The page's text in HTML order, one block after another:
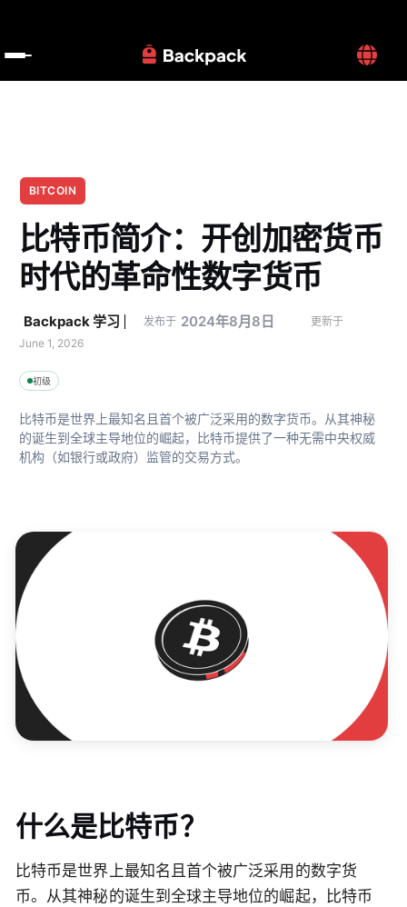
BITCOIN
比特币简介：开创加密货币
时代的革命性数字货币
Backpack 学习 发布于 2024年8月8日
更新于
June 1, 2026
初级
比特币是世界上最知名且首个被广泛采用的数字货币。从其神秘
的诞生到全球主导地位的崛起，比特币提供了一种无需中央权威
机构（如银行或政府）监管的交易方式。
什么是比特币？
比特币是世界上最知名且首个被广泛采用的数字货
币。从其神秘的诞生到全球主导地位的崛起，比特币